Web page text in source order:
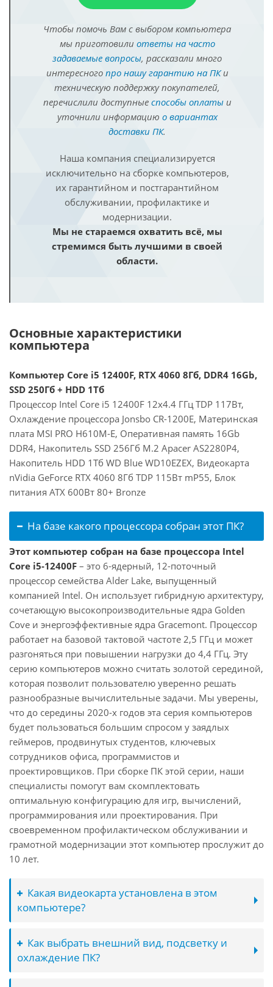
Чтобы помочь Вам с выбором компьютера
мы приготовили ответы на часто
задаваемые вопросы, рассказали много
интересного про нашу гарантию на ПКи
техническую поддержку покупателей,
перечислили доступные способы оплатыи
уточнили информацию о вариантах
доставки ПК.
Наша компания специализируется
исключительно на сборке компьютеров,
их гарантийном и постгарантийном
обслуживании, профилактике и
модернизации.
Мы не стараемся охватить всё, мы
стремимся быть лучшими в своей
области.
Основные характеристики
компьютера
Компьютер Core i5 12400F, RTX 4060 8Гб, DDR4 16Gb,
SSD 250Гб + HDD 1Тб
Процессор Intel Core i5 12400F 12x4.4 ГГц TDP 117Вт,
Охлаждение процессора Jonsbo CR-1200E, Материнская
плата MSI PRO H610M-E, Оперативная память 16Gb
DDR4, Накопитель SSD 256Гб M.2 Apacer AS2280P4,
Накопитель HDD 1Тб WD Blue WD10EZEX, Видеокарта
nVidia GeForce RTX 4060 8Гб TDP 115Вт mP55, Блок
питания ATX 600Вт 80+ Bronze
На базе какого процессора собран этот ПК?
Этот компьютер собран на базе процессора Intel
Core i5-12400F – это 6-ядерный, 12-поточный
процессор семейства Alder Lake, выпущенный
компанией Intel. Он использует гибридную архитектуру,
сочетающую высокопроизводительные ядра Golden
Cove и энергоэффективные ядра Gracemont. Процессор
работает на базовой тактовой частоте 2,5 ГГц и может
разгоняться при повышении нагрузки до 4,4 ГГц. Эту
серию компьютеров можно считать золотой серединой,
которая позволит пользователю уверенно решать
разнообразные вычислительные задачи. Мы уверены,
что до середины 2020-х годов эта серия компьютеров
будет пользоваться большим спросом у заядлых
геймеров, продвинутых студентов, ключевых
сотрудников офиса, программистов и
проектировщиков. При сборке ПК этой серии, наши
специалисты помогут вам скомплектовать
оптимальную конфигурацию для игр, вычислений,
программирования или проектирования. При
своевременном профилактическом обслуживании и
грамотной модернизации этот компьютер прослужит до
10 лет.
Какая видеокарта установлена в этом
компьютере?
Как выбрать внешний вид, подсветку и
охлаждение ПК?